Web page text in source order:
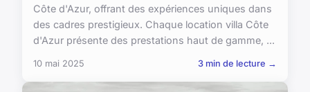
Côte d'Azur, offrant des expériences uniques dans
des cadres prestigieux. Chaque location villa Côte
d'Azur présente des prestations haut de gamme, ...
10 mai 2025 3 min de lecture →